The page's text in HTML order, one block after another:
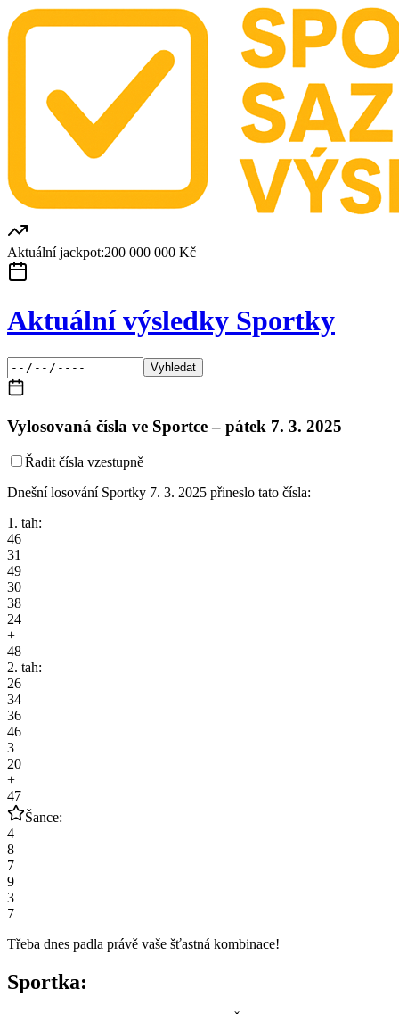
Aktuální jackpot:200 000 000 Kč
Aktuální výsledky Sportky
Vyhledat
Vylosovaná čísla ve Sportce – pátek 7. 3. 2025
Řadit čísla vzestupně
Dnešní losování Sportky 7. 3. 2025 přineslo tato čísla:
1. tah:
46
31
49
30
38
24
+
48
2. tah:
26
34
36
46
3
20
+
47
Šance:
4
8
7
9
3
7
Třeba dnes padla právě vaše šťastná kombinace!
Sportka: